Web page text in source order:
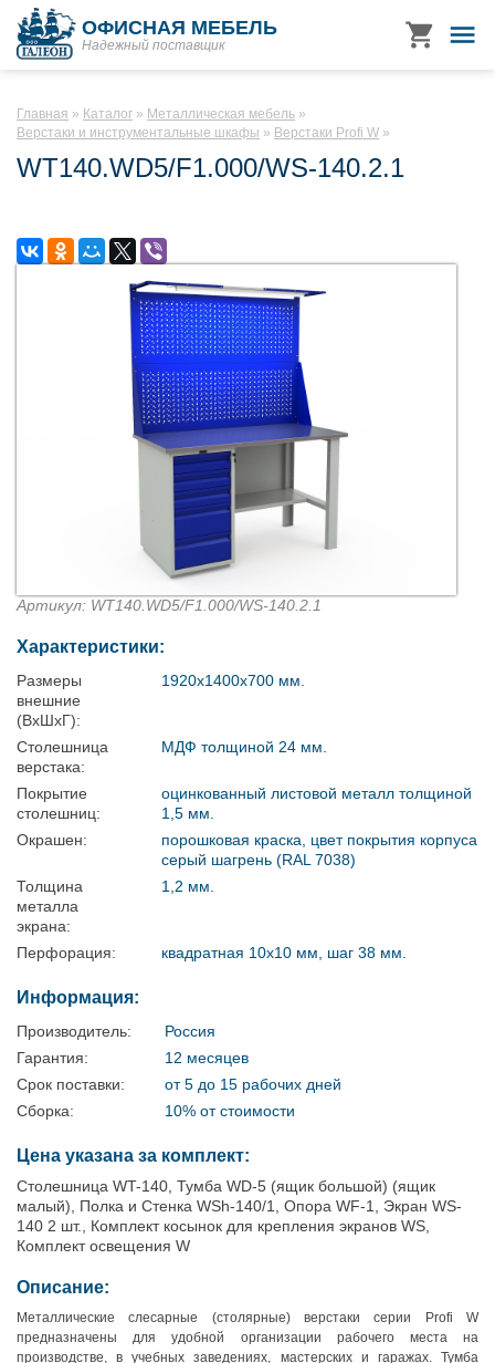
ОФИСНАЯ МЕБЕЛЬ
Надежный поставщик
Главная Каталог
Металлическая мебель
Верстаки и инструментальные шкафы
Верстаки Profi W
WT140.WD5/F1.000/WS-140.2.1
Артикул: WT140.WD5/F1.000/WS-140.2.1
Характеристики:
Размеры
внешние
(ВхШхГ):
1920x1400x700 мм.
Столешница
верстака:
МДФ толщиной 24 мм.
Покрытие
столешниц:
оцинкованный листовой металл толщиной
1,5 мм.
Окрашен:
порошковая краска, цвет покрытия корпуса
серый шагрень (RAL 7038)
Толщина
металла
экрана:
1,2 мм.
Перфорация: квадратная 10х10 мм, шаг 38 мм.
Информация:
Производитель:
Россия
Гарантия:
12 месяцев
Срок поставки:
от 5 до 15 рабочих дней
Сборка:
10% от стоимости
Цена указана за комплект:
Столешница WT-140, Тумба WD-5 (ящик большой) (ящик
малый), Полка и Стенка WSh-140/1, Опора WF-1, Экран WS-
140 2 шт., Комплект косынок для крепления экранов WS,
Комплект освещения W
Описание:
Металлические слесарные (столярные) верстаки серии Profi W
предназначены для удобной организации рабочего места на
производстве, в учебных заведениях, мастерских и гаражах. Тумба